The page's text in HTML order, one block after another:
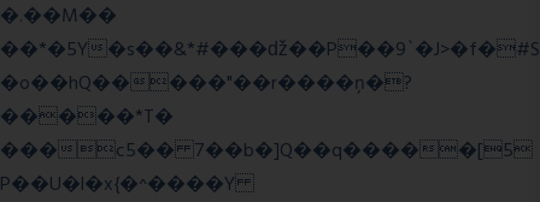
�.��M��
��*�5Y�s��&*#���ǆ��P��9`�J>�f�#S
�o��hQ�����"��r����ņ�?
�����*T�
���c5�� 7��b�]Q��q�����[5
P��U�l�x{�^����Y